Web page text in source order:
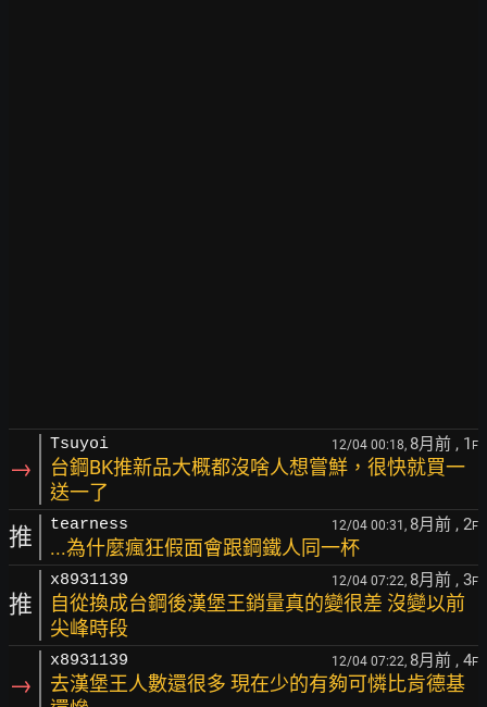
→
Tsuyoi 12/04 00:18, 8月前 , 1 F
台鋼BK推新品大概都沒啥人想嘗鮮，很快就買一
送一了
推 tearness 12/04 00:31, 8月前 , 2F
...為什麼瘋狂假面會跟鋼鐵人同一杯
推
x8931139 12/04 07:22, 8月前 , 3F
自從換成台鋼後漢堡王銷量真的變很差 沒變以前
尖峰時段
→
x8931139 12/04 07:22, 8月前 , 4F
去漢堡王人數還很多 現在少的有夠可憐比肯德基